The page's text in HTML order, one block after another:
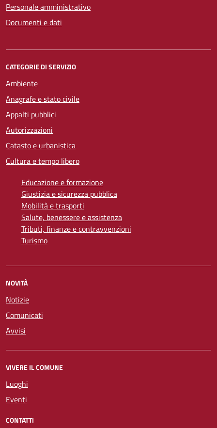
Personale amministrativo
Documenti e dati
CATEGORIE DI SERVIZIO
Ambiente
Anagrafe e stato civile
Appalti pubblici
Autorizzazioni
Catasto e urbanistica
Cultura e tempo libero
Educazione e formazione
Giustizia e sicurezza pubblica
Mobilità e trasporti
Salute, benessere e assistenza
Tributi, finanze e contravvenzioni
Turismo
NOVITÀ
Notizie
Comunicati
Avvisi
VIVERE IL COMUNE
Luoghi
Eventi
CONTATTI